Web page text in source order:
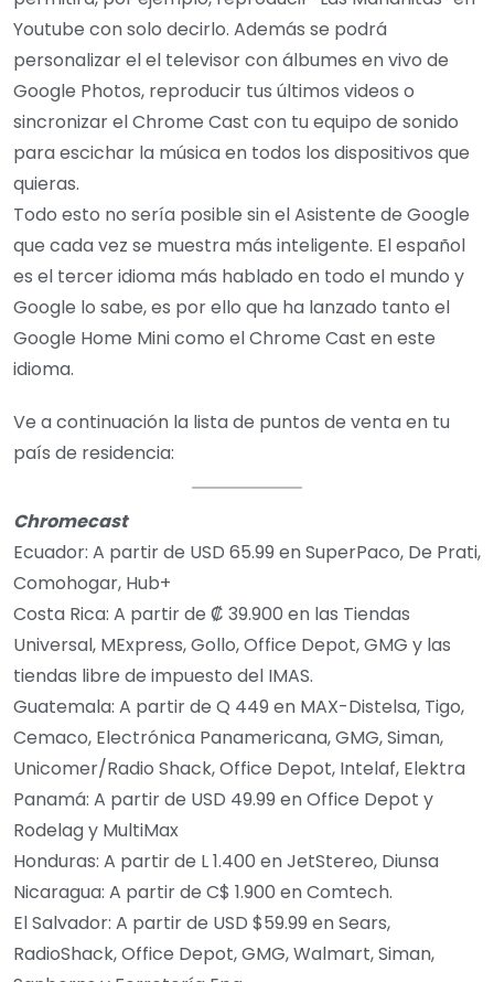
Youtube con solo decirlo. Además se podrá
personalizar el el televisor con álbumes en vivo de
Google Photos, reproducir tus últimos videos o
sincronizar el Chrome Cast con tu equipo de sonido
para escichar la música en todos los dispositivos que
quieras.
Todo esto no sería posible sin el Asistente de Google
que cada vez se muestra más inteligente. El español
es el tercer idioma más hablado en todo el mundo y
Google lo sabe, es por ello que ha lanzado tanto el
Google Home Mini como el Chrome Cast en este
idioma.
Ve a continuación la lista de puntos de venta en tu
país de residencia:
Chromecast
Ecuador: A partir de USD 65.99 en SuperPaco, De Prati,
Comohogar, Hub+
Costa Rica: A partir de ₡ 39.900 en las Tiendas
Universal, MExpress, Gollo, Office Depot, GMG y las
tiendas libre de impuesto del IMAS.
Guatemala: A partir de Q 449 en MAX-Distelsa, Tigo,
Cemaco, Electrónica Panamericana, GMG, Siman,
Unicomer/Radio Shack, Office Depot, Intelaf, Elektra
Panamá: A partir de USD 49.99 en Office Depot y
Rodelag y MultiMax
Honduras: A partir de L 1.400 en JetStereo, Diunsa
Nicaragua: A partir de C$ 1.900 en Comtech.
El Salvador: A partir de USD $59.99 en Sears,
RadioShack, Office Depot, GMG, Walmart, Siman,